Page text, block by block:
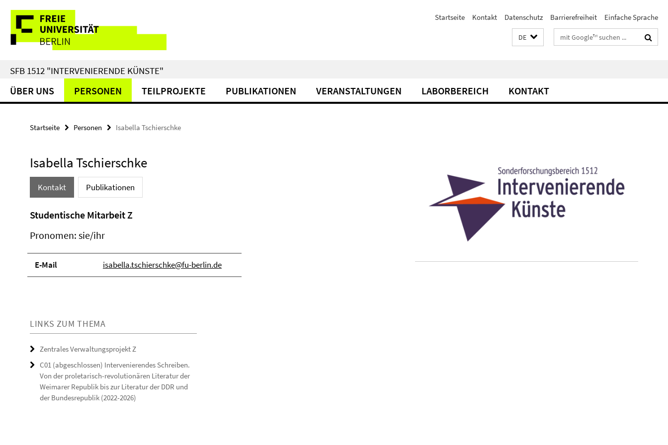
direkt
Inhalt
Service-
Navigation
Startseite Kontakt Datenschutz Barrierefreiheit Einfache Sprache
DE Suchbegriffe
SFB 1512 "INTERVENIERENDE KÜNSTE"
ÜBER UNS PERSONEN TEILPROJEKTE PUBLIKATIONEN VERANSTALTUNGEN LABORBEREICH KONTAKT
Startseite Personen Isabella Tschierschke
Isabella Tschierschke
Kontakt Publikationen
Studentische Mitarbeit Z
Pronomen: sie/ihr
E-Mail isabella.tschierschke@fu-berlin.de
LINKS ZUM THEMA
Zentrales Verwaltungsprojekt Z
C01 (abgeschlossen) Intervenierendes Schreiben.
Von der proletarisch-revolutionären Literatur der
Weimarer Republik bis zur Literatur der DDR und
der Bundesrepublik (2022-2026)